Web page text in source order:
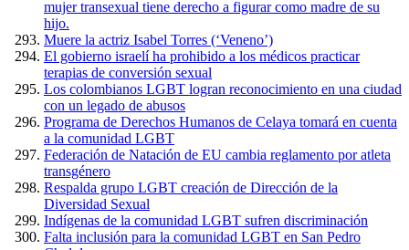
mujer transexual tiene derecho a figurar como madre de su
hijo.
Muere la actriz Isabel Torres (‘Veneno’)
El gobierno israelí ha prohibido a los médicos practicar
terapias de conversión sexual
Los colombianos LGBT logran reconocimiento en una ciudad
con un legado de abusos
Programa de Derechos Humanos de Celaya tomará en cuenta
a la comunidad LGBT
Federación de Natación de EU cambia reglamento por atleta
transgénero
Respalda grupo LGBT creación de Dirección de la
Diversidad Sexual
Indígenas de la comunidad LGBT sufren discriminación
Falta inclusión para la comunidad LGBT en San Pedro